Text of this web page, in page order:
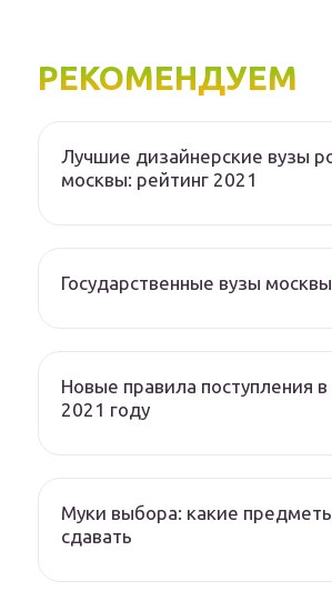
РЕКОМЕНДУЕМ
Лучшие дизайнерские вузы
москвы: рейтинг 2021
Государственные вузы москвы
Новые правила поступления в
2021 году
Муки выбора: какие
сдавать